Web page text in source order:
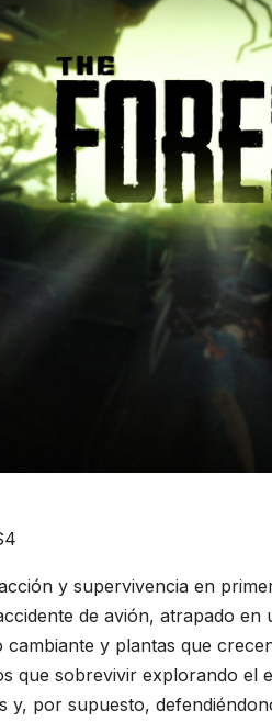
y supervivencia en
de avión, atrapado
y plantas que
que sobrevivir explorando
y, por supuesto,